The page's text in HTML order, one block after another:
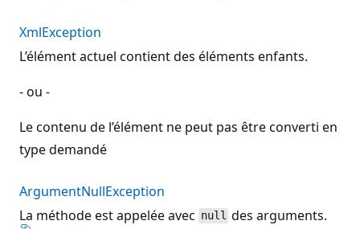
XmlException
L’élément actuel contient des éléments enfants.
- ou -
Le contenu de l’élément ne peut pas être converti en
type demandé
ArgumentNullException
La méthode est appelée avec null des arguments.